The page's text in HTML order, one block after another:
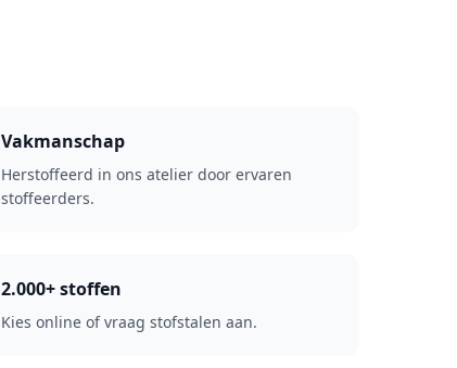
Vakmanschap
Herstoffeerd in ons atelier door ervaren
stoffeerders.
2.000+ stoffen
Kies online of vraag stofstalen aan.